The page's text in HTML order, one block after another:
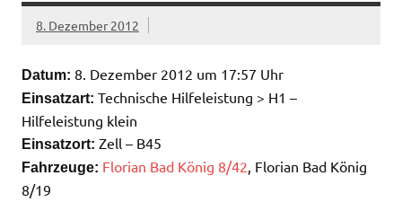
8. Dezember 2012
Datum: 8. Dezember 2012 um 17:57 Uhr
Einsatzart: Technische Hilfeleistung > H1 –
Hilfeleistung klein
Einsatzort: Zell – B45
Fahrzeuge: Florian Bad König 8/42, Florian Bad König
8/19